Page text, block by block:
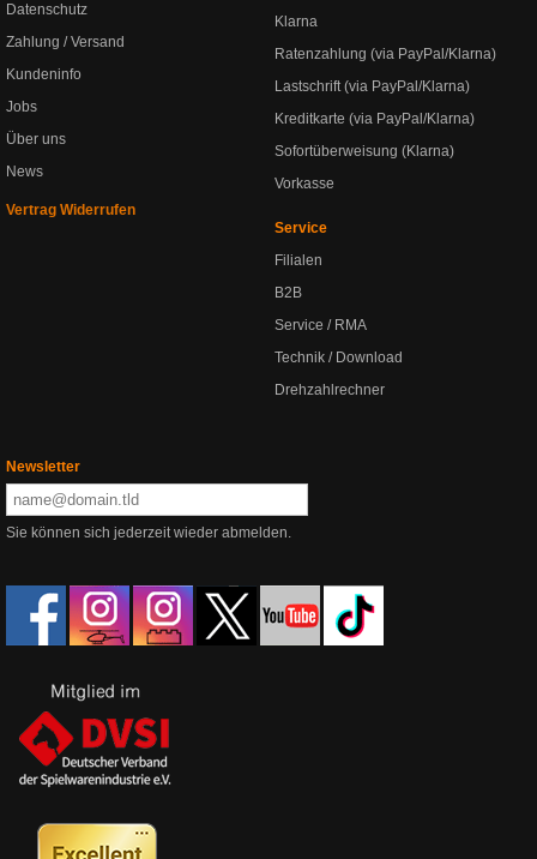
Datenschutz
Zahlung / Versand
Kundeninfo
Jobs
Über uns
News
Vertrag Widerrufen
Klarna
Ratenzahlung (via PayPal/Klarna)
Lastschrift (via PayPal/Klarna)
Kreditkarte (via PayPal/Klarna)
Sofortüberweisung (Klarna)
Vorkasse
Service
Filialen
B2B
Service / RMA
Technik / Download
Drehzahlrechner
Newsletter
Sie können sich jederzeit wieder abmelden.